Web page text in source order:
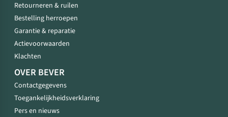
Retourneren & ruilen
Bestelling herroepen
Garantie & reparatie
Actievoorwaarden
Klachten
OVER BEVER
Contactgegevens
Toegankelijkheidsverklaring
Pers en nieuws